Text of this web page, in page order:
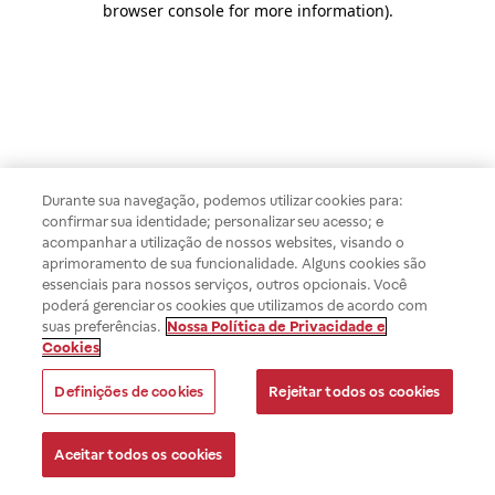
browser console for more information).
Durante sua navegação, podemos utilizar cookies para:
confirmar sua identidade; personalizar seu acesso; e
acompanhar a utilização de nossos websites, visando o
aprimoramento de sua funcionalidade. Alguns cookies são
essenciais para nossos serviços, outros opcionais. Você
poderá gerenciar os cookies que utilizamos de acordo com
suas preferências. Nossa Política de Privacidade e
Cookies
Definições de cookies Rejeitar todos os cookies
Aceitar todos os cookies